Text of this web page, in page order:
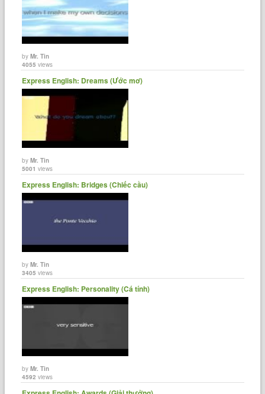
byMr. Tin
4055 views
Express English: Dreams (Ước mơ)
byMr. Tin
5001 views
Express English: Bridges (Chiếc cầu)
byMr. Tin
3405 views
Express English: Personality (Cá tính)
byMr. Tin
4592 views